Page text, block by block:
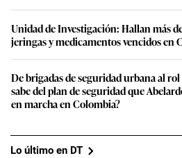
Unidad de Investigación: Hallan más
jeringas y medicamentos vencidos en
De brigadas de seguridad urbana al
sabe del plan de seguridad que
en marcha en Colombia?
Lo último en DT